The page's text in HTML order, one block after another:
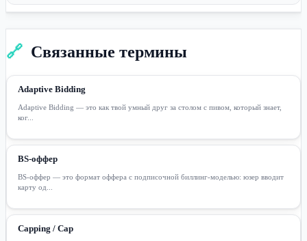
🔗 Связанные термины
Adaptive Bidding
Adaptive Bidding — это как твой умный друг за столом с пивом, который знает,
ког...
BS-оффер
BS-оффер — это формат оффера с подписочной биллинг-моделью: юзер вводит
карту од...
Capping / Cap